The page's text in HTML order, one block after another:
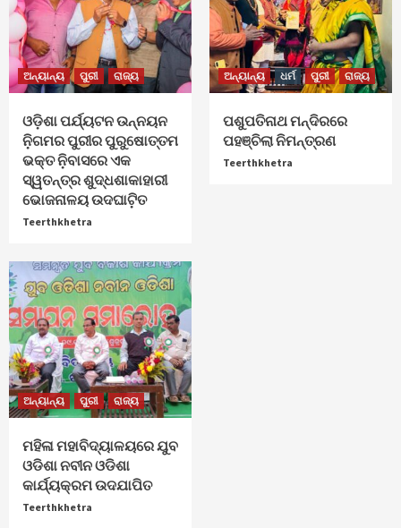
ଅନ୍ୟାନ୍ୟ ପୁରୀ ରାଜ୍ୟ
ଓଡ଼ିଶା ପର୍ଯ୍ୟଟନ ଉନ୍ନୟନ
ନ଼ିଗମର ପୁରୀର ପୁରୁଷୋତ୍ତମ
ଭକ୍ତ ନ଼ିବାସରେ ଏକ
ସ୍ୱତନ୍ତ୍ର ଶୁଦ୍ଧଶାକାହାରୀ
ଭୋଜନାଳୟ ଉଦଘାଟ଼ିତ
Teerthkhetra
ଅନ୍ୟାନ୍ୟ ଧର୍ମ ପୁରୀ ରାଜ୍ୟ
ପଶୁପତିନାଥ ମନ୍ଦିରରେ
ପହଞ୍ଚିଲା ନିମନ୍ତ୍ରଣ
Teerthkhetra
ଅନ୍ୟାନ୍ୟ ପୁରୀ ରାଜ୍ୟ
ମହିଳା ମହାବିଦ୍ୟାଳୟରେ ଯୁବ
ଓଡିଶା ନବୀନ ଓଡିଶା
କାର୍ଯ୍ୟକ୍ରମ ଉଦଯାପିତ
Teerthkhetra